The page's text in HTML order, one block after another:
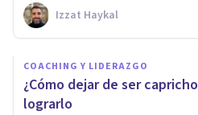
Izzat Haykal
COACHING Y LIDERAZGO
¿Cómo dejar de ser
lograrlo